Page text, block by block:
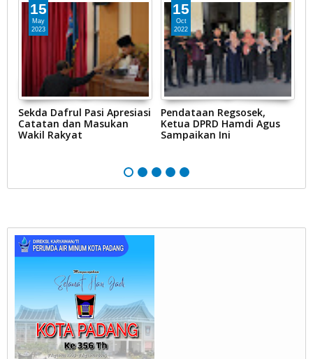
15
May
2023
Sekda Dafrul Pasi Apresiasi
Catatan dan Masukan
Wakil Rakyat
15
Oct
2022
Pendataan Regsosek,
Ketua DPRD Hamdi Agus
Sampaikan Ini